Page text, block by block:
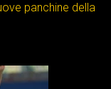
panchine della